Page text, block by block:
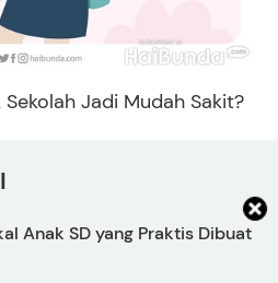
Jadi Mudah Sakit?
Anak SD yang Praktis Dibuat